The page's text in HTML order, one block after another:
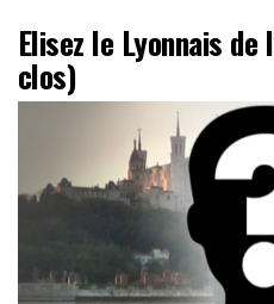
Elisez le Lyonnais
clos)